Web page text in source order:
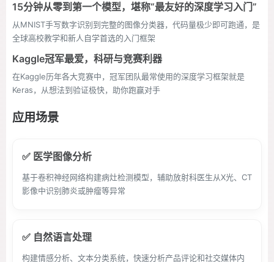
15分钟从零到第一个模型，堪称“最友好的深度学习入门”
从MNIST手写数字识别到完整的图像分类器，代码量极少即可跑通，是
全球高校教学和新人自学首选的入门框架
Kaggle冠军最爱，科研与竞赛利器
在Kaggle历年各大竞赛中，冠军团队最常使用的深度学习框架就是
Keras，从想法到验证极快，助你跑赢对手
应用场景
✅ 医学图像分析
基于卷积神经网络构建病灶检测模型，辅助放射科医生从X光、CT
影像中识别肺炎或肿瘤等异常
✅ 自然语言处理
构建情感分析、文本分类系统，快速分析产品评论和社交媒体内